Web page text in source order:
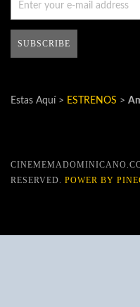
Estas Aquí > ESTRENOS >
RESERVED. POWER BY